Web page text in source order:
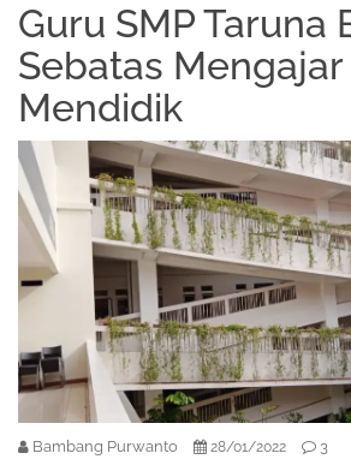
Guru SMP Taruna
Sebatas Mengajar
Mendidik
Bambang Purwanto 28/01/2022 3